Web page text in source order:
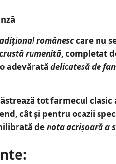
românesccare nu
rumenită, completat
adevărată delicatesă de
tot farmecul
cât și pentru ocazii
denota acrișoară a